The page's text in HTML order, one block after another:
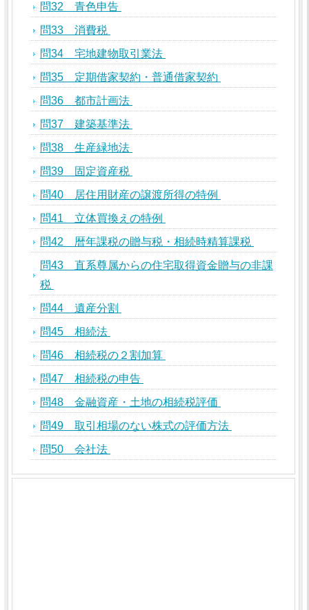
問32 青色申告
問33 消費税
問34 宅地建物取引業法
問35 定期借家契約・普通借家契約
問36 都市計画法
問37 建築基準法
問38 生産緑地法
問39 固定資産税
問40 居住用財産の譲渡所得の特例
問41 立体買換えの特例
問42 暦年課税の贈与税・相続時精算課税
問43 直系尊属からの住宅取得資金贈与の非課
税
問44 遺産分割
問45 相続法
問46 相続税の２割加算
問47 相続税の申告
問48 金融資産・土地の相続税評価
問49 取引相場のない株式の評価方法
問50 会社法